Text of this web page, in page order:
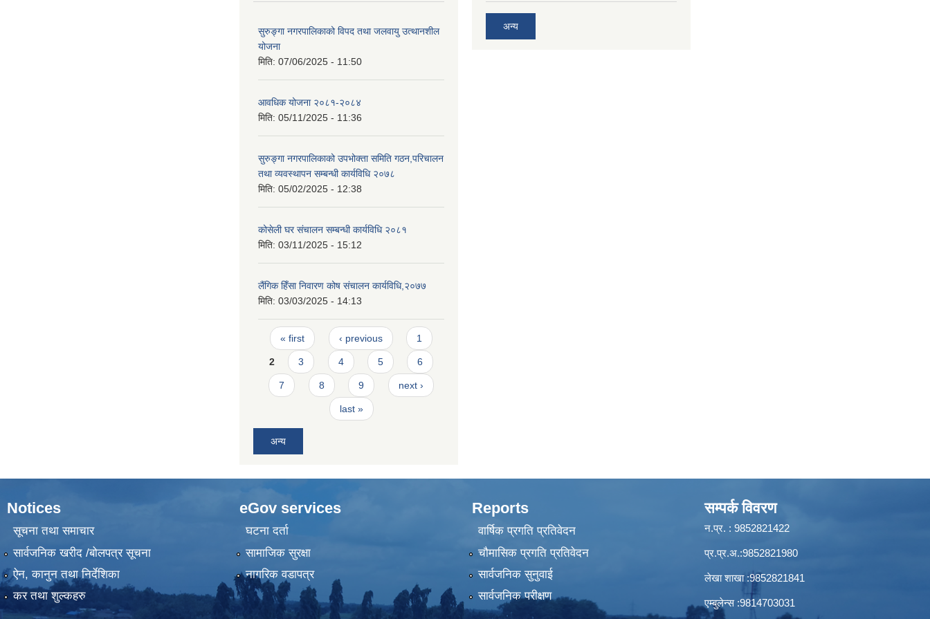
सुरुङ्गा नगरपालिकाको विपद तथा जलवायु उत्थानशील
योजना
मिति: 07/06/2025 - 11:50
आवधिक योजना २०८१-२०८४
मिति: 05/11/2025 - 11:36
सुरुङ्गा नगरपालिकाको उपभोक्ता समिति गठन,परिचालन
तथा व्यवस्थापन सम्बन्धी कार्यविधि २०७८
मिति: 05/02/2025 - 12:38
कोसेली घर संचालन सम्बन्धी कार्यविधि २०८१
मिति: 03/11/2025 - 15:12
लैंगिक हिँसा निवारण कोष संचालन कार्यविधि,२०७७
मिति: 03/03/2025 - 14:13
Pages
« first ‹ previous 1
2 3 4 5 6
7 8 9 next ›
last »
अन्य
अन्य
Notices
सूचना तथा समाचार
सार्वजनिक खरीद /बोलपत्र सूचना
ऐन, कानुन तथा निर्देशिका
कर तथा शुल्कहरु
eGov services
घटना दर्ता
सामाजिक सुरक्षा
नागरिक वडापत्र
Reports
वार्षिक प्रगति प्रतिवेदन
चौमासिक प्रगति प्रतिवेदन
सार्वजनिक सुनुवाई
सार्वजनिक परीक्षण
सम्पर्क विवरण
न.प्र. : 9852821422
प्र.प्र.अ.:9852821980
लेखा शाखा :9852821841
एम्बुलेन्स :9814703031